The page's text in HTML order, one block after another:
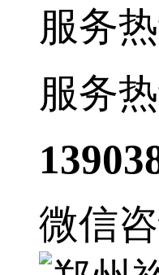
服务
服务
微信